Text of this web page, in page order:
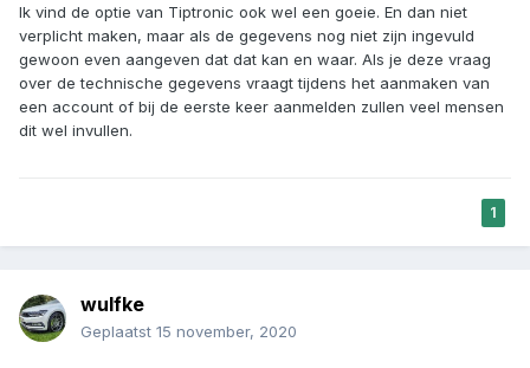
Ik vind de optie van Tiptronic ook wel een goeie. En dan niet
verplicht maken, maar als de gegevens nog niet zijn ingevuld
gewoon even aangeven dat dat kan en waar. Als je deze vraag
over de technische gegevens vraagt tijdens het aanmaken van
een account of bij de eerste keer aanmelden zullen veel mensen
dit wel invullen.
1
wulfke
Geplaatst 15 november, 2020